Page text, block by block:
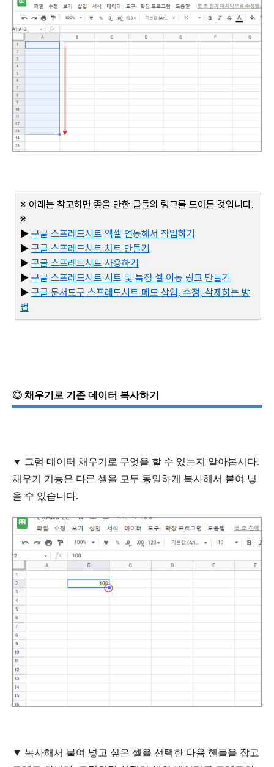
※ 아래는 참고하면 좋을 만한 글들의 링크를 모아둔 것입니다.
※
▶ 구글 스프레드시트 엑셀 연동해서 작업하기
▶ 구글 스프레드시트 차트 만들기
▶ 구글 스프레드시트 사용하기
▶ 구글 스프레드시트 시트 및 특정 셀 이동 링크 만들기
▶ 구글 문서도구 스프레드시트 메모 삽입, 수정, 삭제하는 방
법
◎ 채우기로 기존 데이터 복사하기
▼ 그럼 데이터 채우기로 무엇을 할 수 있는지 알아봅시다.
채우기
기능은 다른 셀을 모두 동일하게 복사해서 붙여 넣
을 수 있습니다.
▼ 복사해서 붙여 넣고 싶은 셀을 선택한 다음 핸들을 잡고